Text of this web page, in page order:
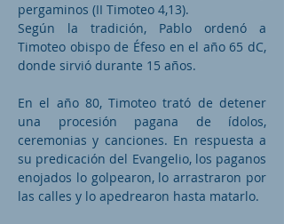
pergaminos (II Timoteo 4,13).
Según la tradición, Pablo ordenó a
Timoteo obispo de Éfeso en el año 65 dC,
donde sirvió durante 15 años.
En el año 80, Timoteo trató de detener
una procesión pagana de ídolos,
ceremonias y canciones. En respuesta a
su predicación del Evangelio, los paganos
enojados lo golpearon, lo arrastraron por
las calles y lo apedrearon hasta matarlo.